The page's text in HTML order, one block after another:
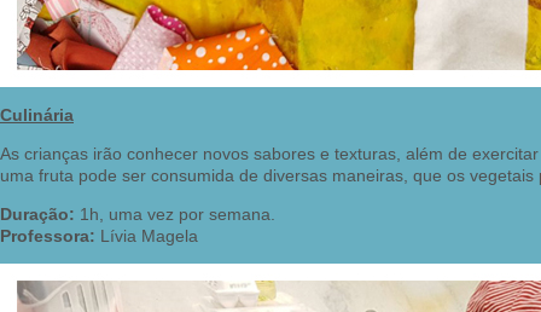
Culinária
As crianças irão conhecer novos sabores e texturas, além de
uma fruta pode ser consumida de diversas maneiras, que os
Duração: 1h, uma vez por semana.
Professora: Lívia Magela